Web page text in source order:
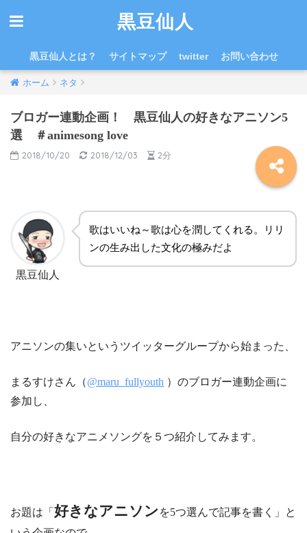
黒豆仙人
黒豆仙人とは？ サイトマップ twitter お問い合わせ
ホーム ネタ
ブロガー連動企画！ 黒豆仙人の好きなアニソン5
選 ＃animesong love
2018/10/20 2018/12/03 2分
黒豆仙人
歌はいいね～歌は心を潤してくれる。リリ
ンの生み出した文化の極みだよ
アニソンの集いというツイッターグループから始まった、
まるすけさん（@maru_fullyouth ）のブロガー連動企画に
参加し、
自分の好きなアニメソングを５つ紹介してみます。
お題は「 好きなアニソン を5つ選んで記事を書く」と